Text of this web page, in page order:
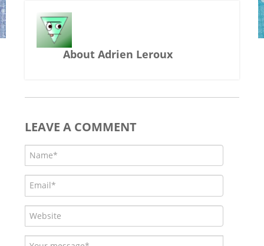
About Adrien Leroux
LEAVE A COMMENT